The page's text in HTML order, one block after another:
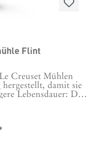
Flint
Creuset Mühlen
damit sie
Lebensdauer: Die
Materialien